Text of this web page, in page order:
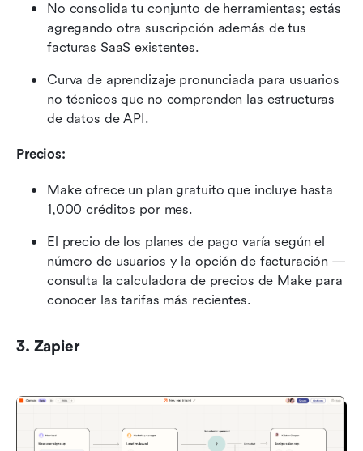
No consolida tu conjunto de herramientas; estás
agregando otra suscripción además de tus
facturas SaaS existentes.
Curva de aprendizaje pronunciada para usuarios
no técnicos que no comprenden las estructuras
de datos de API.
Precios:
Make ofrece un plan gratuito que incluye hasta
1,000 créditos por mes.
El precio de los planes de pago varía según el
número de usuarios y la opción de facturación —
consulta la calculadora de precios de Make para
conocer las tarifas más recientes.
3. Zapier